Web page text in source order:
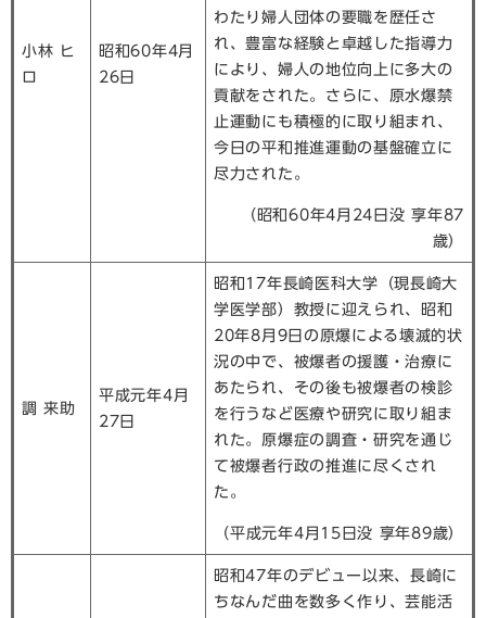
小林 ヒ
ロ
昭和60年4月
26日
わたり婦人団体の要職を歴任さ
れ、豊富な経験と卓越した指導力
により、婦人の地位向上に多大の
貢献をされた。さらに、原水爆禁
止運動にも積極的に取り組まれ、
今日の平和推進運動の基盤確立に
尽力された。
（昭和60年4月24日没 享年87
歳）
調 来助
平成元年4月
27日
昭和17年長崎医科大学（現長崎大
学医学部）教授に迎えられ、昭和
20年8月9日の原爆による壊滅的状
況の中で、被爆者の援護・治療に
あたられ、その後も被爆者の検診
を行うなど医療や研究に取り組ま
れた。原爆症の調査・研究を通じ
て被爆者行政の推進に尽くされ
た。
（平成元年4月15日没 享年89歳）
昭和47年のデビュー以来、長崎に
ちなんだ曲を数多く作り、芸能活